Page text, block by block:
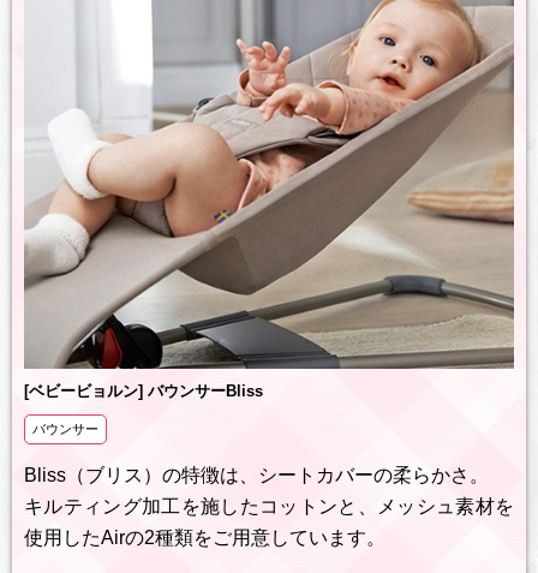
[ベビービョルン] バウンサーBliss
バウンサー
Bliss（ブリス）の特徴は、シートカバーの柔らかさ。
キルティング加工を施したコットンと、メッシュ素材を
使用したAirの2種類をご用意しています。